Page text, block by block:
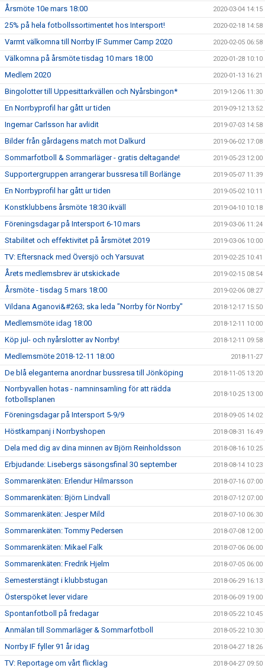
Årsmöte 10e mars 18:00 2020-03-04 14:15
25% på hela fotbollssortimentet hos Intersport! 2020-02-18 14:58
Varmt välkomna till Norrby IF Summer Camp 2020 2020-02-05 06:58
Välkomna på årsmöte tisdag 10 mars 18:00 2020-01-28 10:10
Medlem 2020 2020-01-13 16:21
Bingolotter till Uppesittarkvällen och Nyårsbingon* 2019-12-06 11:30
En Norrbyprofil har gått ur tiden 2019-09-12 13:52
Ingemar Carlsson har avlidit 2019-07-03 14:58
Bilder från gårdagens match mot Dalkurd 2019-06-02 17:08
Sommarfotboll & Sommarläger - gratis deltagande! 2019-05-23 12:00
Supportergruppen arrangerar bussresa till Borlänge 2019-05-07 11:39
En Norrbyprofil har gått ur tiden 2019-05-02 10:11
Konstklubbens årsmöte 18:30 ikväll 2019-04-10 10:18
Föreningsdagar på Intersport 6-10 mars 2019-03-06 11:24
Stabilitet och effektivitet på årsmötet 2019 2019-03-06 10:00
TV: Eftersnack med Översjö och Yarsuvat 2019-02-25 10:41
Årets medlemsbrev är utskickade 2019-02-15 08:54
Årsmöte - tisdag 5 mars 18:00 2019-02-06 08:27
Vildana Aganovi&#263; ska leda "Norrby för Norrby" 2018-12-17 15:50
Medlemsmöte idag 18:00 2018-12-11 10:00
Köp jul- och nyårslotter av Norrby! 2018-12-11 09:58
Medlemsmöte 2018-12-11 18:00 2018-11-27
De blå eleganterna anordnar bussresa till Jönköping 2018-11-05 13:20
Norrbyvallen hotas - namninsamling för att rädda
fotbollsplanen
2018-10-25 13:00
Föreningsdagar på Intersport 5-9/9 2018-09-05 14:02
Höstkampanj i Norrbyshopen 2018-08-31 16:49
Dela med dig av dina minnen av Björn Reinholdsson 2018-08-16 10:25
Erbjudande: Lisebergs säsongsfinal 30 september 2018-08-14 10:23
Sommarenkäten: Erlendur Hilmarsson 2018-07-16 07:00
Sommarenkäten: Björn Lindvall 2018-07-12 07:00
Sommarenkäten: Jesper Mild 2018-07-10 06:30
Sommarenkäten: Tommy Pedersen 2018-07-08 12:00
Sommarenkäten: Mikael Falk 2018-07-06 06:00
Sommarenkäten: Fredrik Hjelm 2018-07-05 06:00
Semesterstängt i klubbstugan 2018-06-29 16:13
Österspöket lever vidare 2018-06-09 19:00
Spontanfotboll på fredagar 2018-05-22 10:45
Anmälan till Sommarläger & Sommarfotboll 2018-05-22 10:30
Norrby IF fyller 91 år idag 2018-04-27 18:26
TV: Reportage om vårt flicklag 2018-04-27 09:50